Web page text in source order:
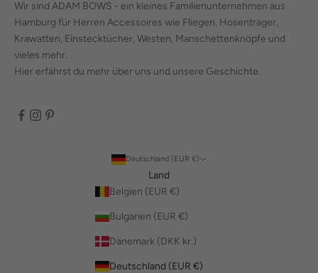
Wir sind ADAM BOWS - ein kleines Familienunternehmen aus
Hamburg für Herren Accessoires wie Fliegen, Hosenträger,
Krawatten, Einstecktücher, Westen, Manschettenknöpfe und
vieles mehr.
Hier erfährst du mehr über uns und unsere Geschichte.
Deutschland (EUR €)
Land
Belgien (EUR €)
Bulgarien (EUR €)
Dänemark (DKK kr.)
Deutschland (EUR €)